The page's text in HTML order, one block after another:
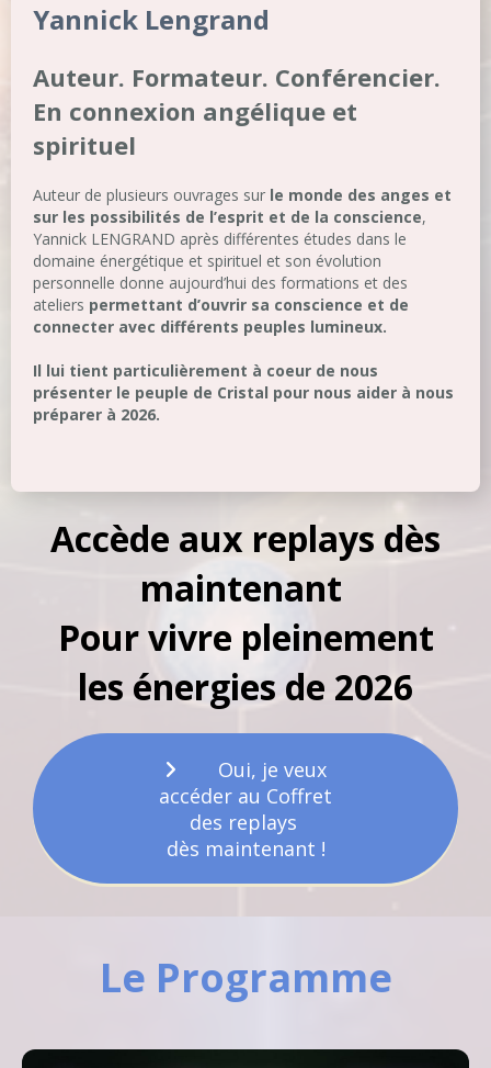
Yannick Lengrand
Auteur. Formateur. Conférencier.
En connexion angélique et
spirituel
Auteur de plusieurs ouvrages sur le monde des anges et
sur les possibilités de l’esprit et de la conscience,
Yannick LENGRAND après différentes études dans le
domaine énergétique et spirituel et son évolution
personnelle donne aujourd’hui des formations et des
ateliers permettant d’ouvrir sa conscience et de
connecter avec différents peuples lumineux.
Il lui tient particulièrement à coeur de nous
présenter le peuple de Cristal pour nous aider à nous
préparer à 2026.
Accède aux replays dès
maintenant
Pour vivre pleinement
les énergies de 2026
Oui, je veux
accéder au Coffret
des replays
dès maintenant !
Le Programme